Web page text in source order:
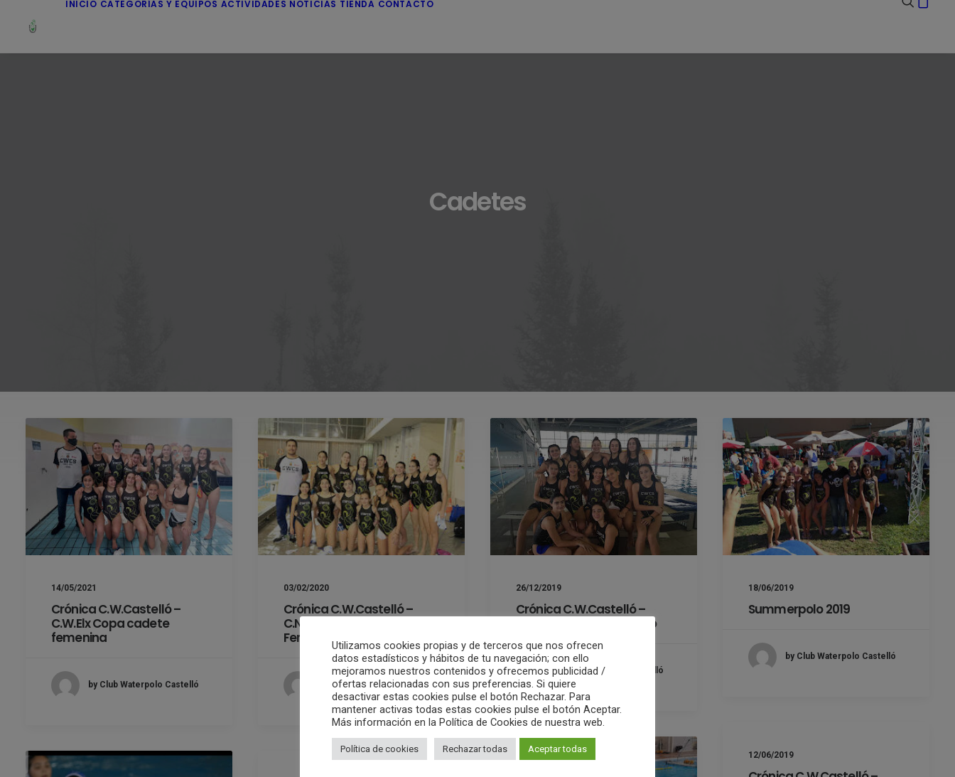
INICIO CATEGORÍAS Y EQUIPOS ACTIVIDADES NOTICIAS TIENDA CONTACTO
Cadetes
14/05/2021
Crónica C.W.Castelló –
C.W.Elx Copa cadete
femenina
by Club Waterpolo Castelló
03/02/2020
Crónica C.W.Castelló –
C.N.A.Morvedre Cadete
Femenino
by Club Waterpolo Castelló
26/12/2019
Crónica C.W.Castelló –
C.W.Elx cadete femenino
by Club Waterpolo Castelló
18/06/2019
Summerpolo 2019
by Club Waterpolo Castelló
12/06/2019
Utilizamos cookies propias y de terceros que nos ofrecen
datos estadísticos y hábitos de tu navegación; con ello
mejoramos nuestros contenidos y ofrecemos publicidad /
ofertas relacionadas con sus preferencias. Si quiere
desactivar estas cookies pulse el botón Rechazar. Para
mantener activas todas estas cookies pulse el botón Aceptar.
Más información en la Política de Cookies de nuestra web.
Política de cookies Rechazar todas Aceptar todas